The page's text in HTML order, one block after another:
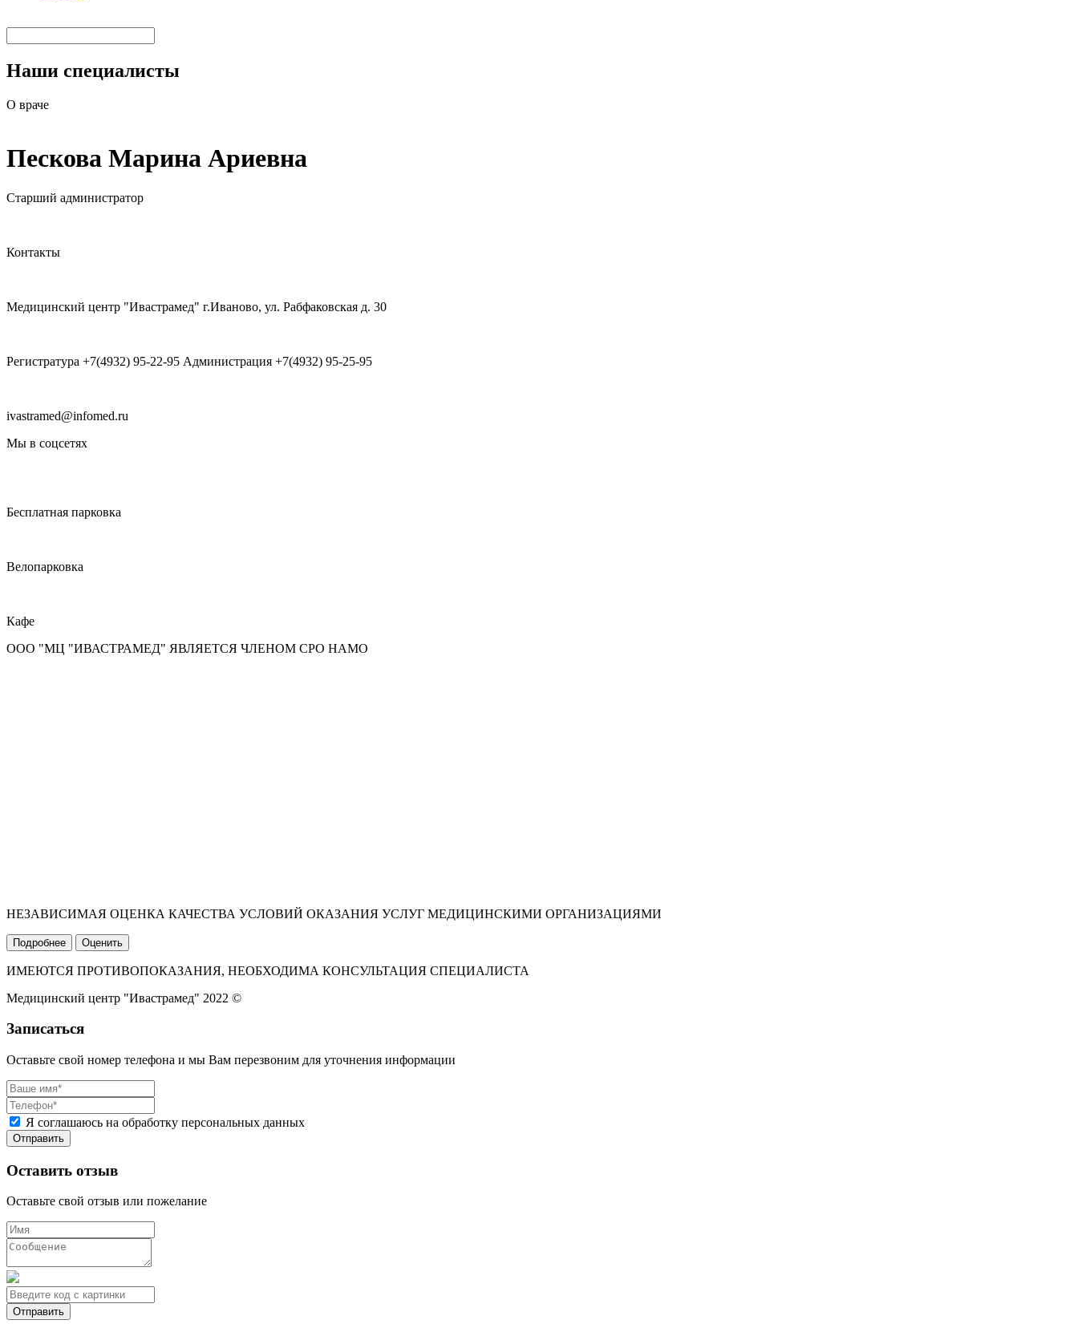
Наши специалисты
О враче
Пескова Марина Ариевна
Старший администратор
Контакты
Медицинский центр "Ивастрамед" г.Иваново, ул. Рабфаковская д. 30
Регистратура +7(4932) 95-22-95 Администрация +7(4932) 95-25-95
ivastramed@infomed.ru
Мы в соцсетях
Бесплатная парковка
Велопарковка
Кафе
ООО "МЦ "ИВАСТРАМЕД" ЯВЛЯЕТСЯ ЧЛЕНОМ СРО НАМО
НЕЗАВИСИМАЯ ОЦЕНКА КАЧЕСТВА УСЛОВИЙ ОКАЗАНИЯ УСЛУГ МЕДИЦИНСКИМИ ОРГАНИЗАЦИЯМИ
Подробнее Оценить
ИМЕЮТСЯ ПРОТИВОПОКАЗАНИЯ, НЕОБХОДИМА КОНСУЛЬТАЦИЯ СПЕЦИАЛИСТА
Медицинский центр "Ивастрамед" 2022 ©
Записаться
Оставьте свой номер телефона и мы Вам перезвоним для уточнения информации
Я соглашаюсь на обработку персональных данных
Оставить отзыв
Оставьте свой отзыв или пожелание
Отправить